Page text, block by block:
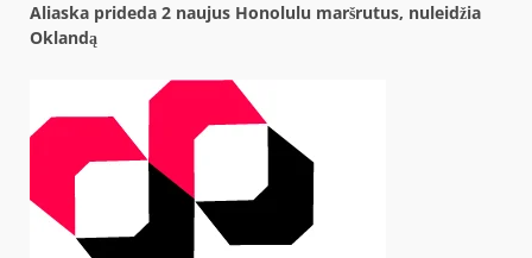
Aliaska prideda 2 naujus Honolulu maršrutus, nuleidžia
Oklandą